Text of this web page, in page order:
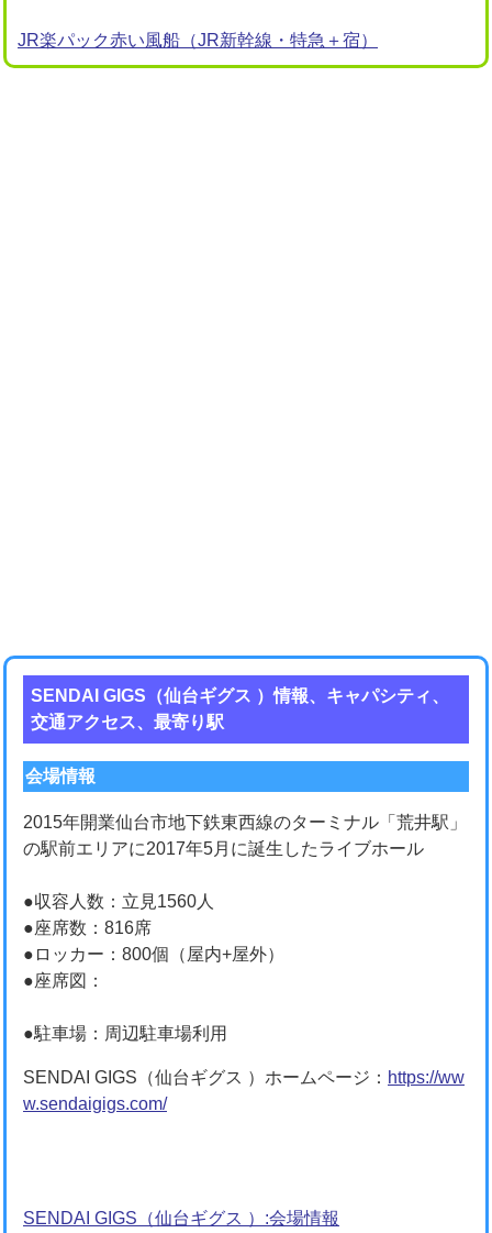
JR楽パック赤い風船（JR新幹線・特急＋宿）
SENDAI GIGS（仙台ギグス ）情報、キャパシティ、
交通アクセス、最寄り駅
会場情報
2015年開業仙台市地下鉄東西線のターミナル「荒井駅」
の駅前エリアに2017年5月に誕生したライブホール
●収容人数：立見1560人
●座席数：816席
●ロッカー：800個（屋内+屋外）
●座席図：
●駐車場：周辺駐車場利用
SENDAI GIGS（仙台ギグス ）ホームページ： https://ww
w.sendaigigs.com/
SENDAI GIGS（仙台ギグス ）:会場情報